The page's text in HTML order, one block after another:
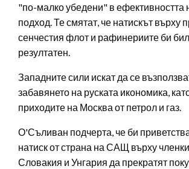
"по-малко убедени" в ефективността
подход. Те смятат, че натискът върху
сенчестия флот и рафинериите би
резултатен.
Западните сили искат да се
забавянето на руската икономика,
приходите на Москва от петрол и газ.
О'Съливан подчерта, че би
натиск от страна на САЩ върху
Словакия и Унгария да прекратят